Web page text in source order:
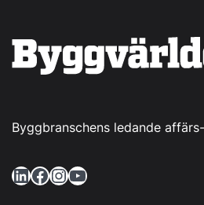
Byggbranschens ledande
LinkedIn Facebook InstagramYouTube